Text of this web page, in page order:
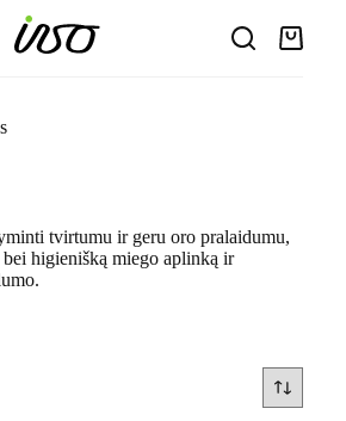
tvirtumu ir geru oro pralaidumu,
higienišką miego aplinką ir